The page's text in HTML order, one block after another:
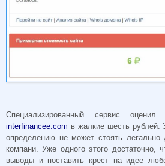
Специализированный сервис оценил
interfinancee.com в жалкие шесть рублей.
определению не может стоять
компани. Уже одного этого достаточно,
выводы и поставить крест на идее